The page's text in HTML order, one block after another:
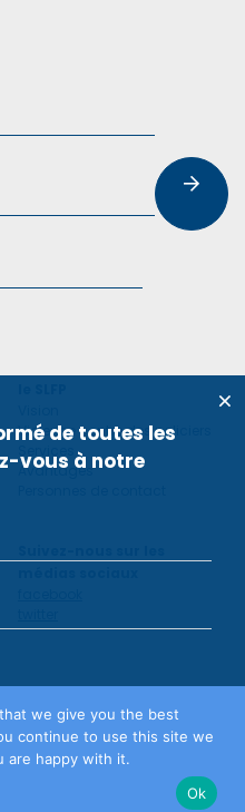
we give you the best
continue to use this site we
are happy with it.
Ok
Violence contre des policiers
Avantages
de toutes les
vous à notre